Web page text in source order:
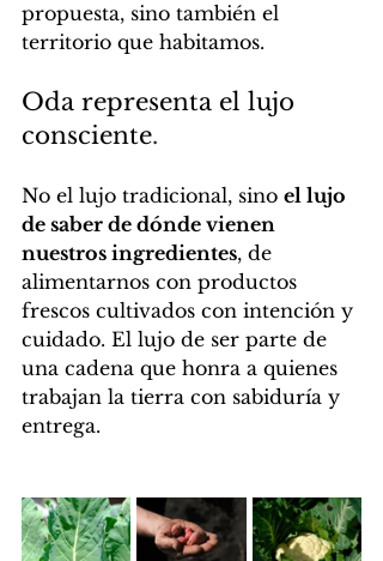
propuesta, sino también el
territorio que habitamos.
Oda representa el lujo
consciente.
No el lujo tradicional, sino el lujo
de saber de dónde vienen
nuestros ingredientes, de
alimentarnos con productos
frescos cultivados con intención y
cuidado. El lujo de ser parte de
una cadena que honra a quienes
trabajan la tierra con sabiduría y
entrega.